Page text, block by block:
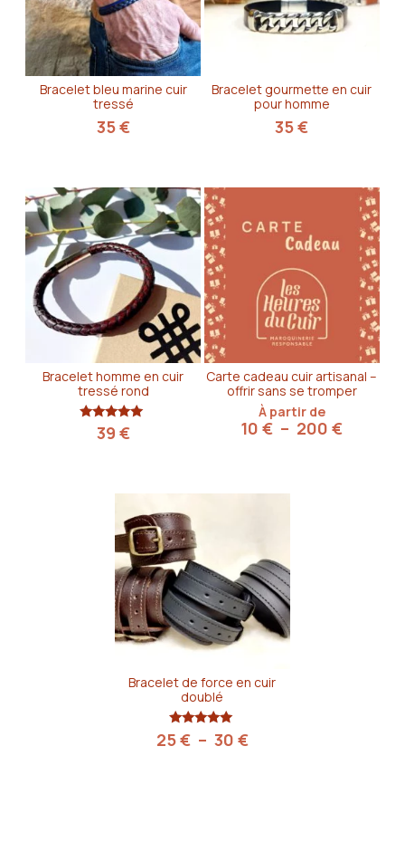
Bracelet bleu marine cuir
tressé
35€
Bracelet gourmette en cuir
pour homme
35€
Bracelet homme en cuir
tressé rond
Note
5.00
39 €
Carte cadeau cuir artisanal –
offrir sans se tromper
À partir de
10€ – 200€Plage
Bracelet de force en cuir
doublé
Note
25€ – 30 €Plage